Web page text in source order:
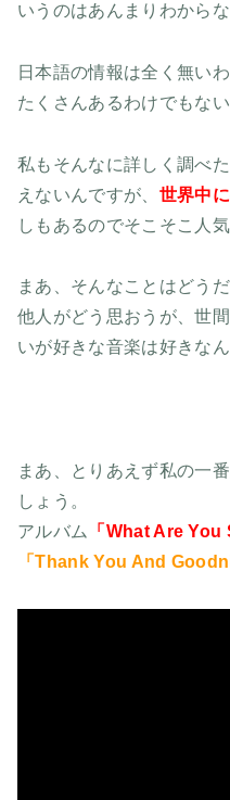
いうのはあんまりわから
日本語の情報は全く無い
たくさんあるわけでもな
私もそんなに詳しく調べ
えないんですが、 世界中
しもあるのでそこそこ人
まあ、そんなことはどう
他人がどう思おうが、世
いが好きな音楽は好きな
まあ、とりあえず私の一
しょう。
アルバム
「What Are
「Thank You And